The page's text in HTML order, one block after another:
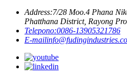
Address:7/28 Moo.4 Phana
Phatthana District, Rayong
Telepono:0086-13905321786
E-mail